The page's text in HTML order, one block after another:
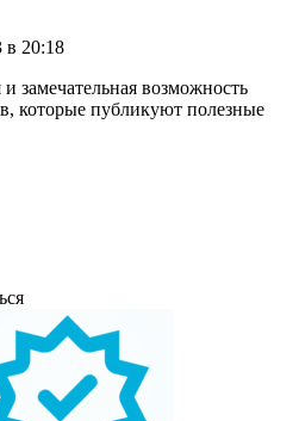
в 20:18
замечательная возможность
которые публикуют полезные